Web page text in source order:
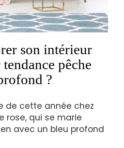
son intérieur
pêche
?
de cette année chez
rose, qui se marie
avec un bleu profond